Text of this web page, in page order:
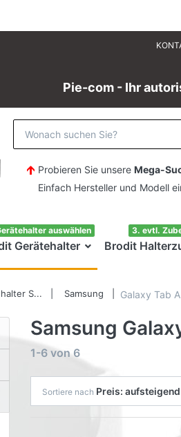
Pie-com - Ihr
Probieren Sie unsere Mega-
Einfach Hersteller und Modell
Gerätehalter
auswählen
Brodit
3. evtl.
S... Samsung Galaxy Tab
Samsung
1-6 von 6
Sortiere nach Preis: aufsteigend